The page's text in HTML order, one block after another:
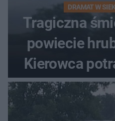
DRAMAT W
Tragiczna
powiecie
Kierowca